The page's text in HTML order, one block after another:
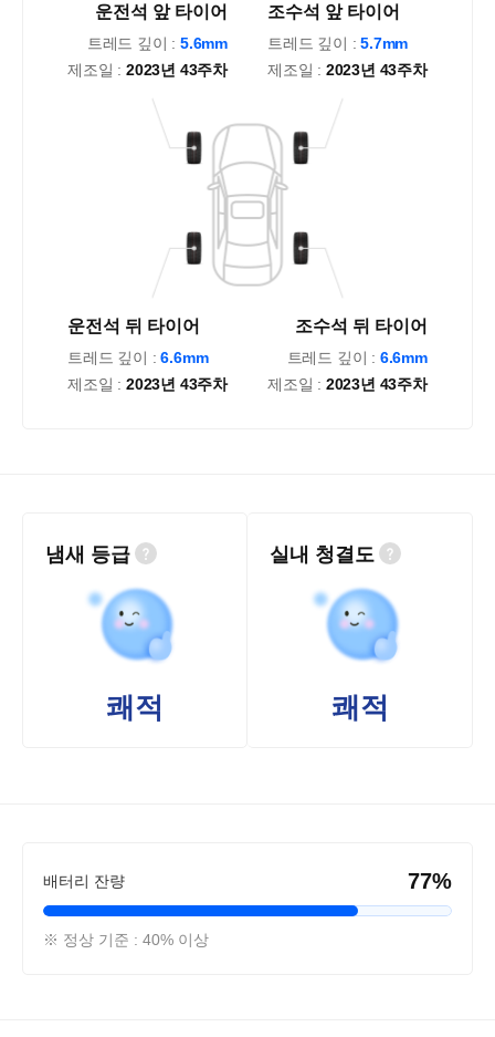
운전석 앞 타이어
트레드 깊이 : 5.6mm
제조일 : 2023년 43주차
운전석 뒤 타이어
트레드 깊이 :6.6mm
제조일 : 2023년 43주차
조수석 뒤 타이어
트레드 깊이 : 6.6mm
제조일 : 2023년 43주차
조수석 앞 타이어
트레드 깊이 :5.7mm
제조일 : 2023년 43주차
냄새 등급
쾌적
실내 청결도
쾌적
배터리 잔량 77%
※ 정상 기준 : 40% 이상